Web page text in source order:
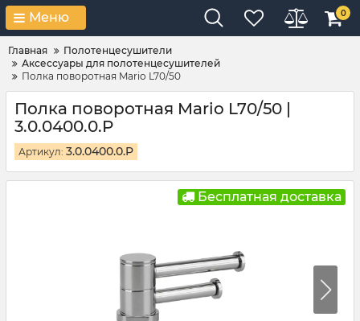
Меню 0
Главная
Полотенцесушители
Аксессуары для полотенцесушителей
Полка поворотная Mario L70/50
Полка поворотная Mario L70/50 |
3.0.0400.0.P
Артикул: 3.0.0400.0.P
Бесплатная доставка